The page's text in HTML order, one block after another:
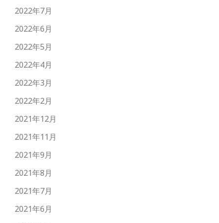
2022年7月
2022年6月
2022年5月
2022年4月
2022年3月
2022年2月
2021年12月
2021年11月
2021年9月
2021年8月
2021年7月
2021年6月